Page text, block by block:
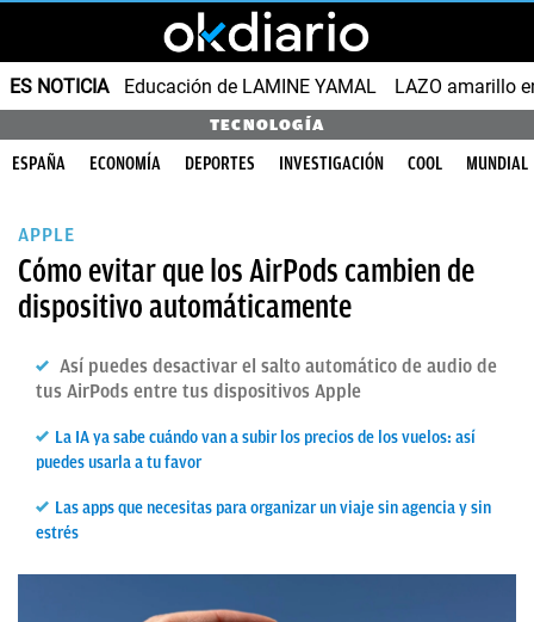
ES NOTICIA Educación de LAMINE YAMAL LAZO amarillo
TECNOLOGÍA
ESPAÑA ECONOMÍA DEPORTES INVESTIGACIÓN COOL MUNDIAL
APPLE
Cómo evitar que los AirPods cambien de
dispositivo automáticamente
Así puedes desactivar el salto automático de audio de
tus AirPods entre tus dispositivos Apple
La IA ya sabe cuándo van a subir los precios de los vuelos: así
puedes usarla a tu favor
Las apps que necesitas para organizar un viaje sin agencia y sin
estrés